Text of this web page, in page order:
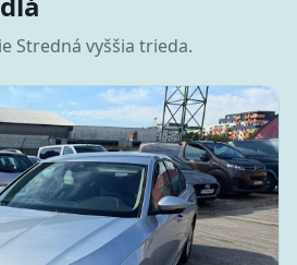
Stredná vyššia trieda.